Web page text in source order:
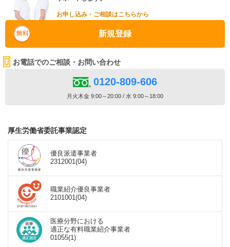
お申し込み・ご相談はこちらから
新規登録
お電話でのご相談・お問い合わせ
0120-809-606
月火木金 9:00～20:00 / 水 9:00～18:00
厚生労働省委託事業認定
優良派遣事業者
2312001(04)
職業紹介優良事業者
2101001(04)
医療分野における
適正な有料職業紹介事業者
01055(1)